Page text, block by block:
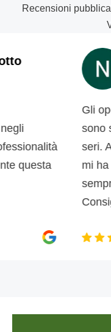
Recensioni
Gli
sono
seri.
mi ha
sempre